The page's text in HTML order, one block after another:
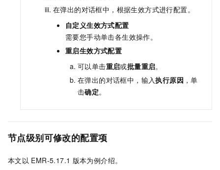
在弹出的对话框中，根据生效方式进行配置。
自定义生效方式配置
需要您手动单击各生效操作。
重启生效方式配置
可以单击重启或批量重启。
在弹出的对话框中，输入执行原因 ，单
击确定。
节点级别可修改的配置项
本文以 EMR-5.17.1 版本为例介绍。